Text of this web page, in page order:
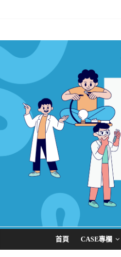
首頁 CASE專欄